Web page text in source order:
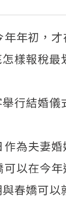
年初，
樣報稅最
行結婚儀
為夫妻
以在今
春嬌可以